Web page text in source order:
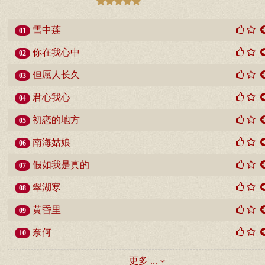
01 雪中莲
02 你在我心中
03 但愿人长久
04 君心我心
05 初恋的地方
06 南海姑娘
07 假如我是真的
08 翠湖寒
09 黄昏里
10 奈何
更多 ...